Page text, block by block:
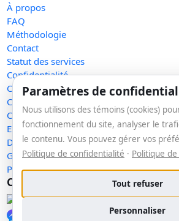
À propos
FAQ
Méthodologie
Contact
Statut des services
Confidentialité
Conditions d'utilisation
Conditions de vente
Cookies
Exercer mes droits
Demande de retrait
Gérer les témoins
Plan du site
Communauté
Facebook
Paramètres de
Nous utilisons des témoins (cookies)
fonctionnement du site, analyser le
le contenu. Vous pouvez gérer vos
Politique de confidentialité · Politique
Tout refuser
Personnaliser